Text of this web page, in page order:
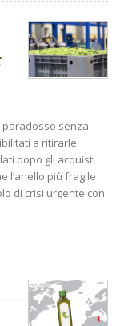
senza
a ritirarle.
dopo gli acquisti
l’anello più fragile
di crisi urgente con